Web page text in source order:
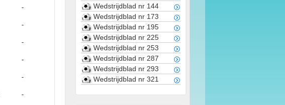
-
-
-
-
-
-
Wedstrijdblad nr 144
Wedstrijdblad nr 173
Wedstrijdblad nr 195
Wedstrijdblad nr 225
Wedstrijdblad nr 253
Wedstrijdblad nr 287
Wedstrijdblad nr 293
Wedstrijdblad nr 321